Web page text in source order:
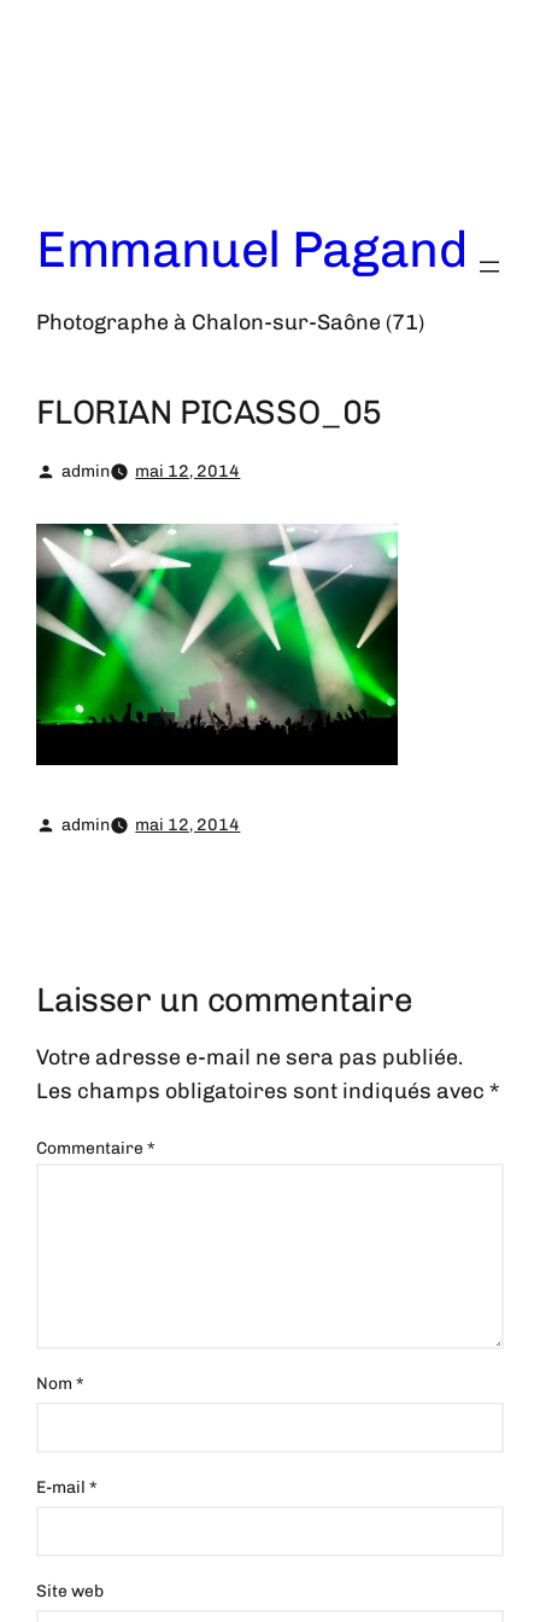
Emmanuel Pagand
Photographe à Chalon-sur-Saône (71)
FLORIAN PICASSO_05
admin mai 12, 2014
admin mai 12, 2014
Laisser un commentaire
Votre adresse e-mail ne sera pas publiée.
Les champs obligatoires sont indiqués avec*
Commentaire*
Nom*
E-mail*
Site web